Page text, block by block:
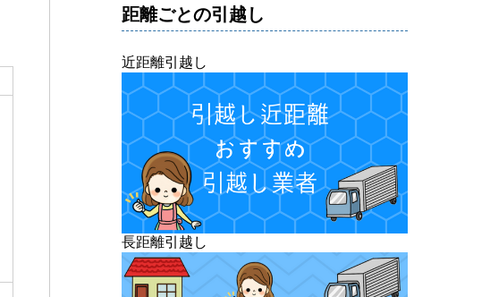
距離ごとの引越し
近距離引越し
長距離引越し